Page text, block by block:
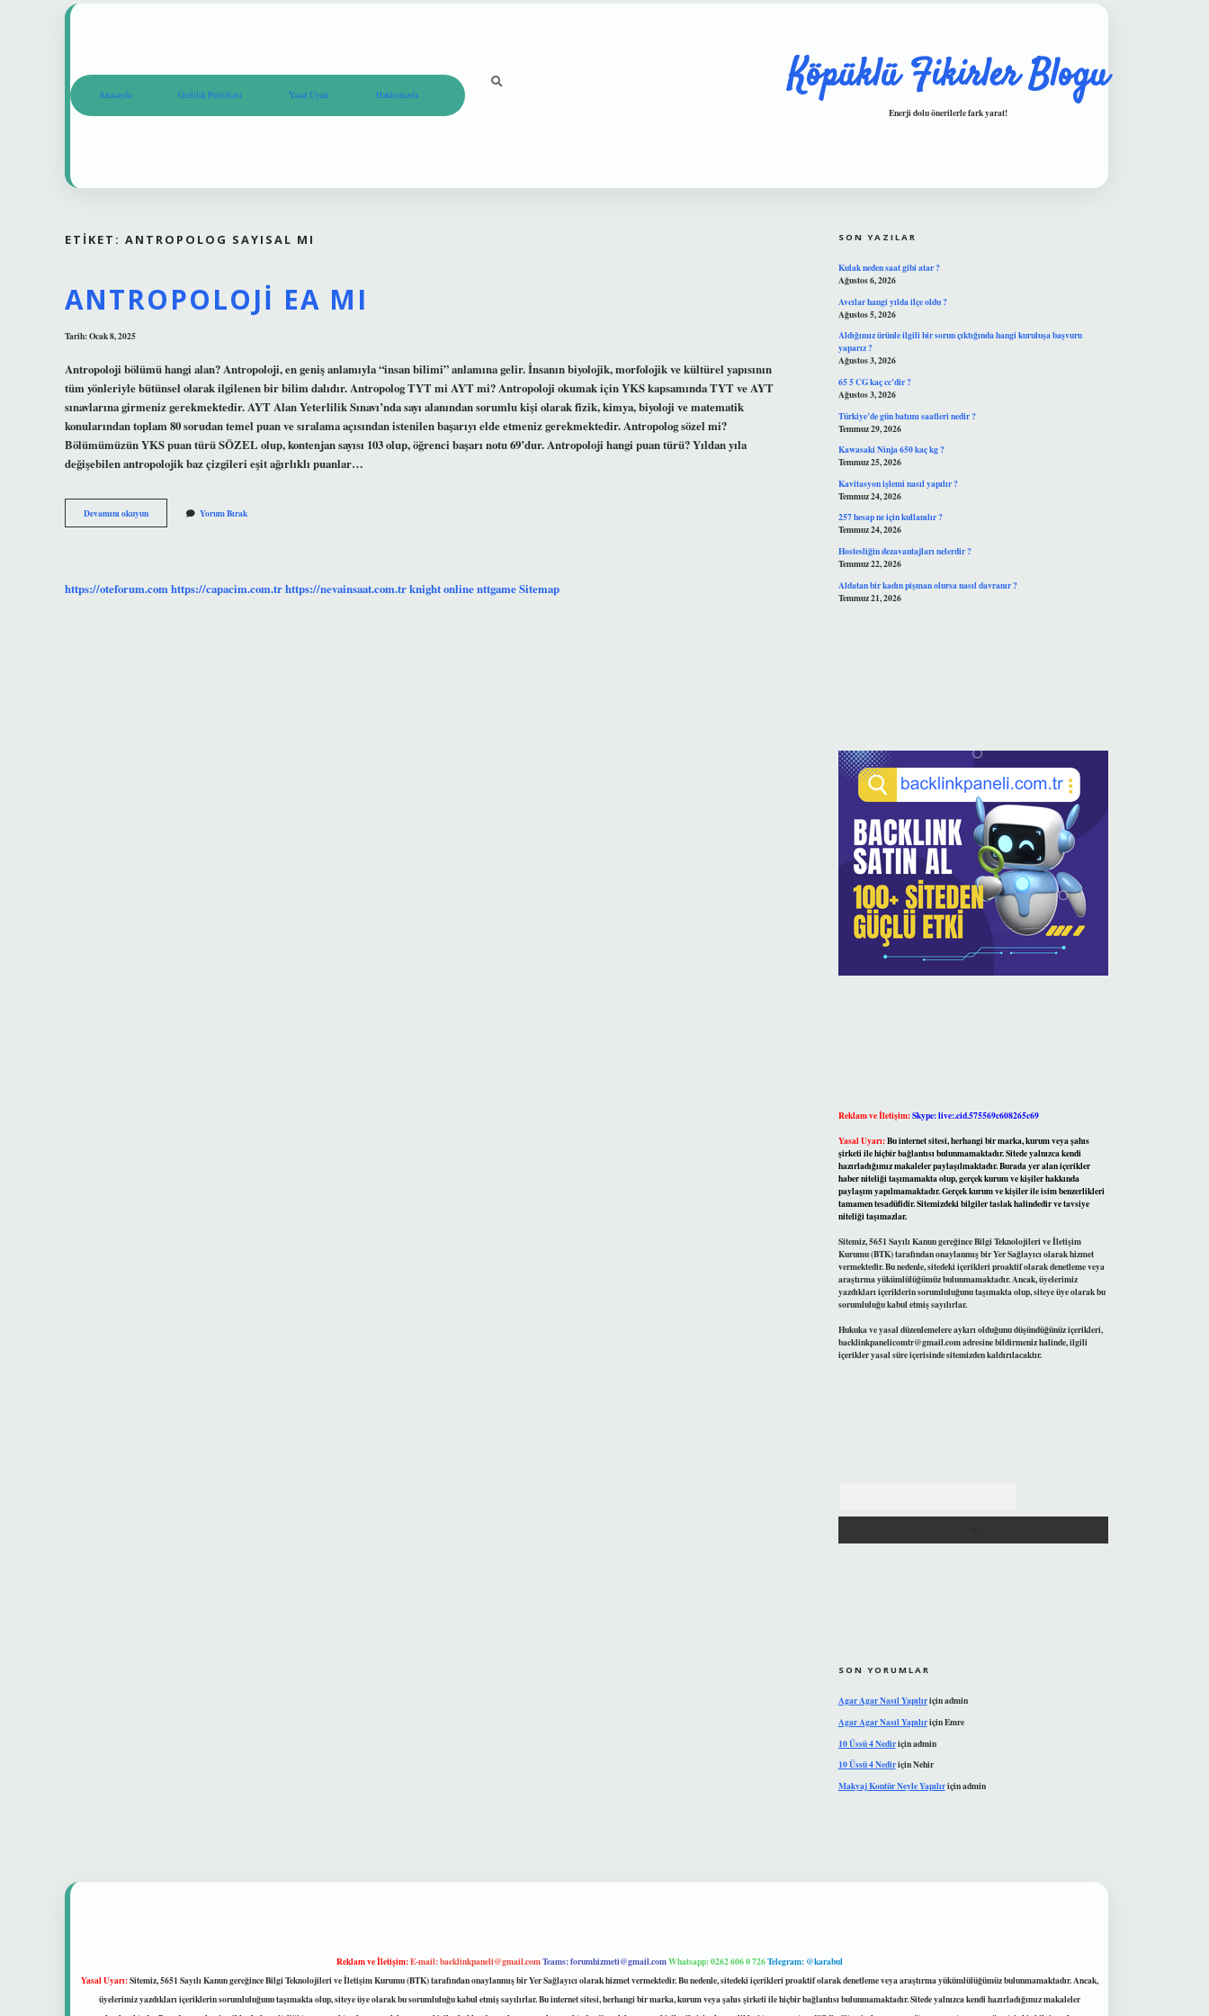
Anasayfa Gizlilik Politikası Yasal Uyarı Hakkımızda Köpüklü Fikirler Blogu
Enerji dolu önerilerle fark yarat!
ETIKET: ANTROPOLOG SAYISAL MI
ANTROPOLOJI EA MI
Tarih: Ocak 8, 2025
Antropoloji bölümü hangi alan? Antropoloji, en geniş anlamıyla “insan bilimi” anlamına gelir. İnsanın biyolojik, morfolojik ve kültürel yapısının
tüm yönleriyle bütünsel olarak ilgilenen bir bilim dalıdır. Antropolog TYT mi AYT mi? Antropoloji okumak için YKS kapsamında TYT ve AYT
sınavlarına girmeniz gerekmektedir. AYT Alan Yeterlilik Sınavı’nda sayı alanından sorumlu kişi olarak fizik, kimya, biyoloji ve matematik
konularından toplam 80 sorudan temel puan ve sıralama açısından istenilen başarıyı elde etmeniz gerekmektedir. Antropolog sözel mi?
Bölümümüzün YKS puan türü SÖZEL olup, kontenjan sayısı 103 olup, öğrenci başarı notu 69’dur. Antropoloji hangi puan türü? Yıldan yıla
değişebilen antropolojik baz çizgileri eşit ağırlıklı puanlar…
Devamını okuyunAntropoloji
Ea
Yorum Bırak
https://oteforum.comhttps://capacim.com.trhttps://nevainsaat.com.trknight onlinenttgameSitemap
SON YAZILAR
Kulak neden saat gibi atar ?
Ağustos 6, 2026
Avcılar hangi yılda ilçe oldu ?
Ağustos 5, 2026
Aldığımız ürünle ilgili bir sorun çıktığında hangi kuruluşa başvuru
yaparız ?
Ağustos 3, 2026
65 5 CG kaç cc’dir ?
Ağustos 3, 2026
Türkiye’de gün batımı saatleri nedir ?
Temmuz 29, 2026
Kawasaki Ninja 650 kaç kg ?
Temmuz 25, 2026
Kavitasyon işlemi nasıl yapılır ?
Temmuz 24, 2026
257 hesap ne için kullanılır ?
Temmuz 24, 2026
Hostesliğin dezavantajları nelerdir ?
Temmuz 22, 2026
Aldatan bir kadın pişman olursa nasıl davranır ?
Temmuz 21, 2026
Reklam ve İletişim:Skype: live:.cid.575569c608265c69
Yasal Uyarı:Bu internet sitesi, herhangi bir marka, kurum veya şahıs
şirketi ile hiçbir bağlantısı bulunmamaktadır. Sitede yalnızca kendi
hazırladığımız makaleler paylaşılmaktadır. Burada yer alan içerikler
haber niteliği taşımamakta olup, gerçek kurum ve kişiler hakkında
paylaşım yapılmamaktadır. Gerçek kurum ve kişiler ile isim benzerlikleri
tamamen tesadüfidir. Sitemizdeki bilgiler taslak halindedir ve tavsiye
niteliği taşımazlar.
Sitemiz, 5651 Sayılı Kanun gereğince Bilgi Teknolojileri ve İletişim
Kurumu (BTK) tarafından onaylanmış bir Yer Sağlayıcı olarak hizmet
vermektedir. Bu nedenle, sitedeki içerikleri proaktif olarak denetleme veya
araştırma yükümlülüğümüz bulunmamaktadır. Ancak, üyelerimiz
yazdıkları içeriklerin sorumluluğunu taşımakta olup, siteye üye olarak bu
sorumluluğu kabul etmiş sayılırlar.
Hukuka ve yasal düzenlemelere aykırı olduğunu düşündüğünüz içerikleri,
backlinkpanelicomtr@gmail.comadresine bildirmeniz halinde, ilgili
içerikler yasal süre içerisinde sitemizden kaldırılacaktır.
SON YORUMLAR
Agar Agar Nasıl Yapılıriçinadmin
Agar Agar Nasıl YapılıriçinEmre
10 Üssü 4 Nediriçinadmin
10 Üssü 4 NediriçinNehir
Makyaj Kontür Neyle Yapılıriçinadmin
Reklam ve İletişim:E-mail:backlinkpaneli@gmail.comTeams:forumhizmeti@gmail.comWhatsapp: 0262 606 0 726Telegram: @karabul
Yasal Uyarı:Sitemiz, 5651 Sayılı Kanun gereğince Bilgi Teknolojileri ve İletişim Kurumu (BTK) tarafından onaylanmış bir Yer Sağlayıcı olarak hizmet vermektedir. Bu nedenle, sitedeki içerikleri proaktif olarak denetleme veya araştırma yükümlülüğümüz bulunmamaktadır. Ancak,
üyelerimiz yazdıkları içeriklerin sorumluluğunu taşımakta olup, siteye üye olarak bu sorumluluğu kabul etmiş sayılırlar. Bu internet sitesi, herhangi bir marka, kurum veya şahıs şirketi ile hiçbir bağlantısı bulunmamaktadır. Sitede yalnızca kendi hazırladığımız makaleler